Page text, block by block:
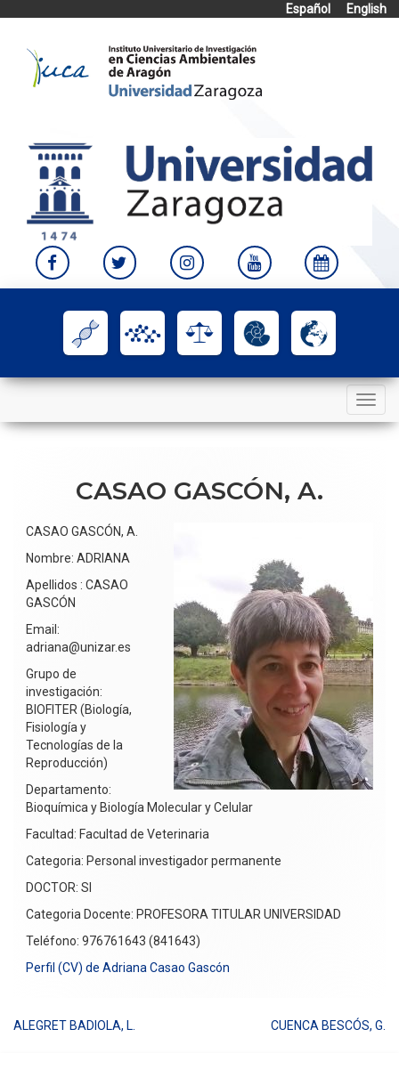
Español
English
content
Toggle
navigation
CASAO GASCÓN, A.
CASAO GASCÓN, A.
Nombre: ADRIANA
Apellidos : CASAO
GASCÓN
Email:
adriana@unizar.es
Grupo de
investigación:
BIOFITER (Biología,
Fisiología y
Tecnologías de la
Reproducción)
Departamento:
Bioquímica y Biología Molecular y Celular
Facultad: Facultad de Veterinaria
Categoria: Personal investigador permanente
DOCTOR: SI
Categoria Docente: PROFESORA TITULAR UNIVERSIDAD
Teléfono: 976761643 (841643)
Perfil (CV) de Adriana Casao Gascón
ALEGRET BADIOLA, L. CUENCA BESCÓS, G.